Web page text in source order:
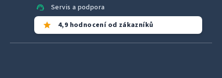
support_agent Servis a podpora
star 4,9 hodnocení od zákazníků